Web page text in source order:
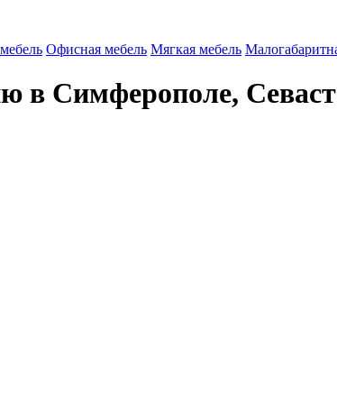
Офисная мебель Мягкая мебель
в Симферополе,